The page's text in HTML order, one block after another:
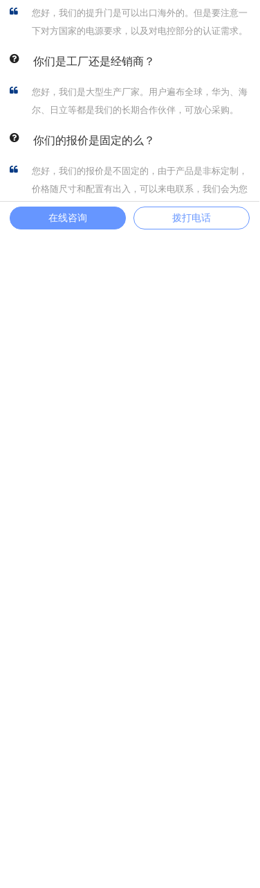
您好，我们的提升门是可以出口海外的。但是要注意一
下对方国家的电源要求，以及对电控部分的认证需求。
你们是工厂还是经销商？
您好，我们是大型生产厂家。用户遍布全球，华为、海
尔、日立等都是我们的长期合作伙伴，可放心采购。
你们的报价是固定的么？
您好，我们的报价是不固定的，由于产品是非标定制，
价格随尺寸和配置有出入，可以来电联系，我们会为您
出方案和报价单。
在线咨询 拨打电话